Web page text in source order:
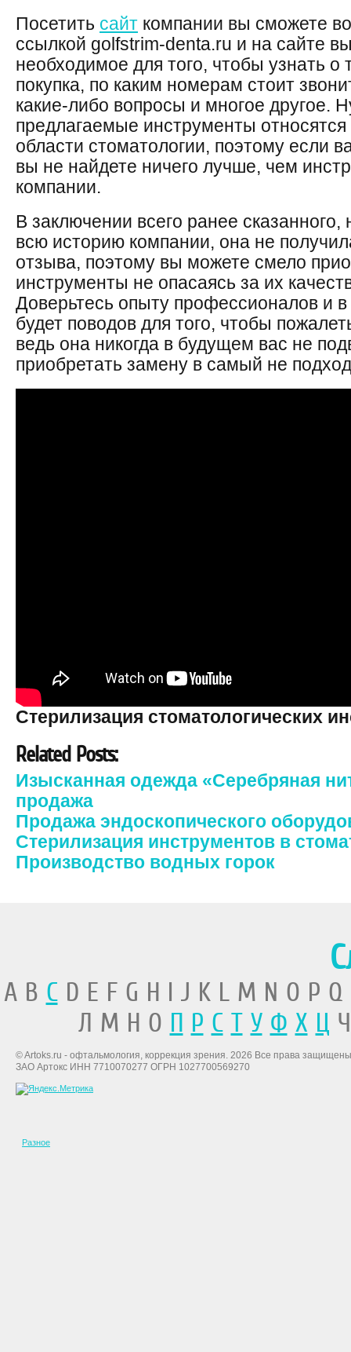
Посетить сайт компании вы сможете
ссылкой golfstrim-denta.ru и на сайте
необходимое для того, чтобы узнать о
покупка, по каким номерам стоит
какие-либо вопросы и многое другое.
предлагаемые инструменты относятся
области стоматологии, поэтому если
вы не найдете ничего лучше, чем
компании.
В заключении всего ранее сказанного,
всю историю компании, она не
отзыва, поэтому вы можете смело
инструменты не опасаясь за их
Доверьтесь опыту профессионалов и
будет поводов для того, чтобы
ведь она никогда в будущем вас не
приобретать замену в самый не
Стерилизация стоматологических
Related Posts:
Изысканная одежда «Серебряная
продажа
Продажа эндоскопического
Стерилизация инструментов в
Производство водных горок
A B CD E F G H I J K L M N O P
Л М Н О П Р С Т У Ф Х Ц
© Artoks.ru - офтальмология, коррекция зрения. 2026 Все права
ЗАО Артокс ИНН 7710070277 ОГРН 1027700569270
Разное